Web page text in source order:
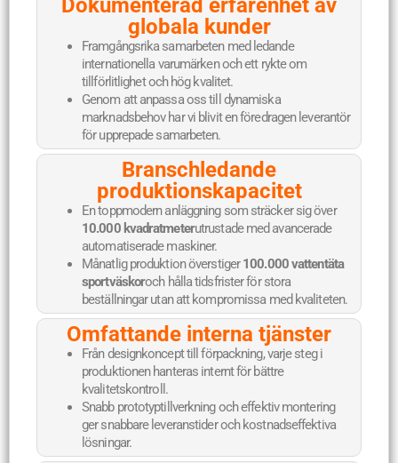
Dokumenterad erfarenhet av
globala kunder
Framgångsrika samarbeten med ledande
internationella varumärken och ett rykte om
tillförlitlighet och hög kvalitet.
Genom att anpassa oss till dynamiska
marknadsbehov har vi blivit en föredragen leverantör
för upprepade samarbeten.
Branschledande
produktionskapacitet
En toppmodern anläggning som sträcker sig över
10.000 kvadratmeterutrustade med avancerade
automatiserade maskiner.
Månatlig produktion överstiger100.000 vattentäta
sportväskoroch hålla tidsfrister för stora
beställningar utan att kompromissa med kvaliteten.
Omfattande interna tjänster
Från designkoncept till förpackning, varje steg i
produktionen hanteras internt för bättre
kvalitetskontroll.
Snabb prototyptillverkning och effektiv montering
ger snabbare leveranstider och kostnadseffektiva
lösningar.